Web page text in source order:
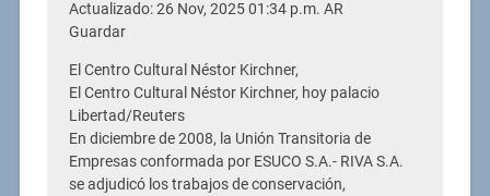
Actualizado: 26 Nov, 2025 01:34 p.m. AR
Guardar
El Centro Cultural Néstor Kirchner,
El Centro Cultural Néstor Kirchner, hoy palacio
Libertad/Reuters
En diciembre de 2008, la Unión Transitoria de
Empresas conformada por ESUCO S.A.- RIVA S.A.
se adjudicó los trabajos de conservación,